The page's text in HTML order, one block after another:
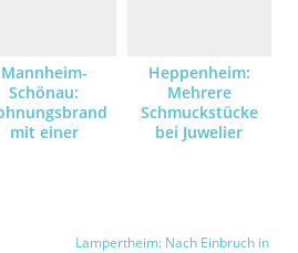
Mannheim-
Schönau:
mit einer
Heppenheim:
Mehrere
Schmuckstücke
bei Juwelier
Lampertheim: Nach Einbruch in